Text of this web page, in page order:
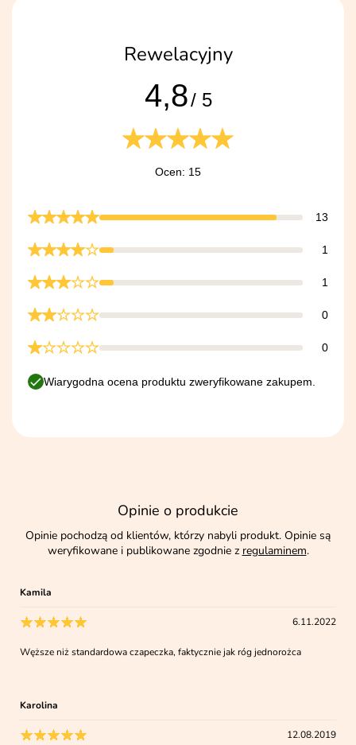
Rewelacyjny
4,8/ 5
Ocen: 15
13
1
1
0
0
Wiarygodna ocena produktu zweryfikowane zakupem.
Opinie o produkcie
Opinie pochodzą od klientów, którzy nabyli produkt. Opinie są
weryfikowane i publikowane zgodnie z regulaminem.
Kamila
6.11.2022
Węższe niż standardowa czapeczka, faktycznie jak róg jednorożca
Karolina
12.08.2019